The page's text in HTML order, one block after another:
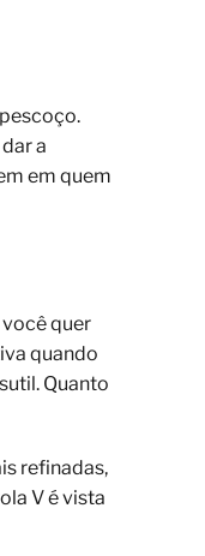
a
em quem
quer
quando
Quanto
refinadas,
V é vista